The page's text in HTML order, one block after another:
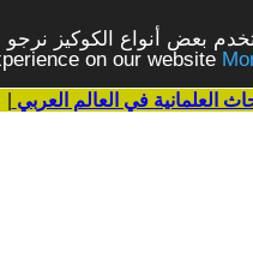
بعض أنواع الكوكيز
on our website
العلمانية في العالم العربي